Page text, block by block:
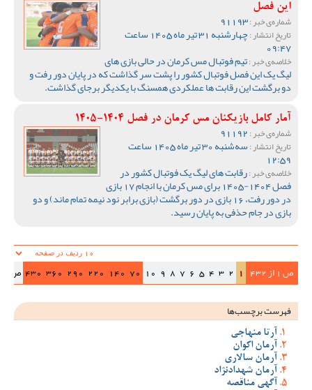
این فصل
شماره‌ی خبر :
تاریخ انتشار : چهارشنبه 31 تیر ماه 1405 ساعت
09:47
خلاصه‌ی خبر :تیم فوتبال مس کرمان در حالی بازی های
لیگ یک این فصل فوتبال کشور را پشت سر گذاشت که در پایان دور رفت و
دو برگشت این رقابت ها عملکردی همسنگ با یکدیگر برجای گذاشت.
آمار کامل بازیکنان مس کرمان در فصل 1404-1405
شماره‌ی خبر :
تاریخ انتشار : سه‌شنبه 30 تیر ماه 1405 ساعت
12:59
خلاصه‌ی خبر :رقابت های لیگ یک فوتبال کشور در
فصل 1404-1405 برای مس کرمان با انجام 17 بازی
در دور رفت، 16 بازی در دور برگشت (بازی برابر نود نیمه تمام ماند) و دو
بازی در جام حذفی به پایان رسید.
ص 1 از 432 1
2
3
4
5
6
7
8
9
10
70
140
220
290
360
430
فهرست برچسب‌ها
آرتا منهاجی
آرمان اکوان
آرمان سالاری
آرمان شهدادنژاد
آگهی مناقصه